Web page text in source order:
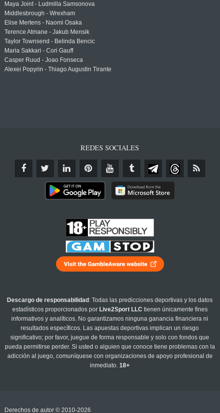
Maya Joint - Ludmilla Samsonova
Middlesbrough - Wrexham
Elise Mertens - Naomi Osaka
Terence Atmane - Jakub Mensik
Taylor Townsend - Belinda Bencic
Maria Sakkari - Cori Gauff
Casper Ruud - Joao Fonseca
Alexei Popyrin - Thiago Augustin Tirante
REDES SOCIALES
Descargo de responsabilidad : Todas las predicciones deportivas y los datos
estadísticos proporcionados por Live2Sport LLC tienen únicamente fines
informativos y analíticos. No garantizamos ninguna ganancia financiera ni
resultados específicos. Las apuestas deportivas implican un riesgo
significativo; por favor, juegue de forma responsable y solo con fondos que
pueda permitirse perder. Si usted o alguien que conoce tiene problemas con la
adicción al juego, comuníquese con organizaciones de apoyo profesional de
inmediato.18+
Derechos de autor © 2010-2026